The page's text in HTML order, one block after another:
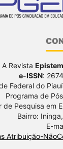
A Revista
e-ISSN:
Federal do
Programa de
Pesquisa em
Bairro:
E-
Atribuição-